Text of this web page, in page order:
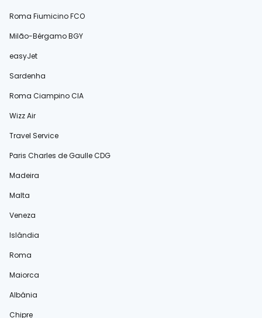
Roma Fiumicino FCO
Milão-Bérgamo BGY
easyJet
Sardenha
Roma Ciampino CIA
Wizz Air
Travel Service
Paris Charles de Gaulle CDG
Madeira
Malta
Veneza
Islândia
Roma
Maiorca
Albânia
Chipre